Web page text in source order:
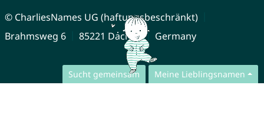
Sucht gemeinsam Meine Lieblingsnamen
© CharliesNames UG (haftungsbeschränkt)
Brahmsweg 6
85221 Dachau Germany